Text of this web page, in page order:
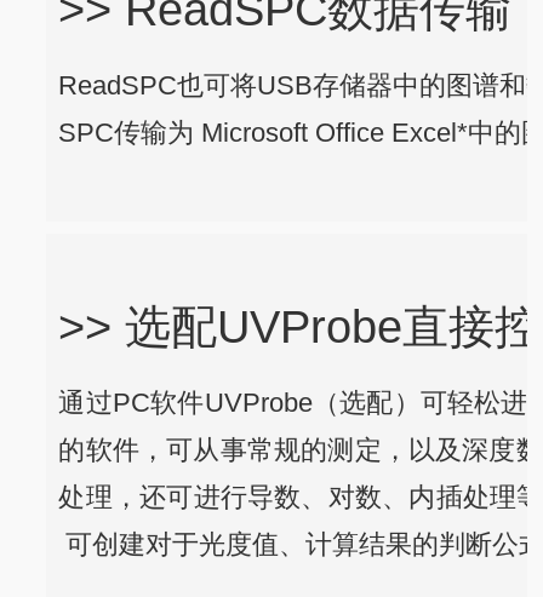
ReadSPC也可将USB存储器中的图谱和
SPC传输为 Microsoft Office Excel*中的
>> 选配UVProbe直接
通过PC软件UVProbe（选配）可轻松
的软件，可从事常规的测定，以及深度
处理，还可进行导数、对数、内插处理
可创建对于光度值、计算结果的判断公